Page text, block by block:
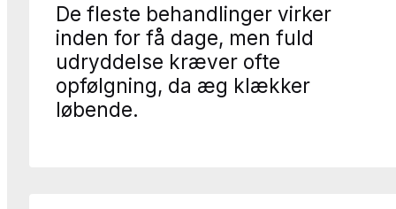
De fleste behandlinger virker
inden for få dage, men fuld
udryddelse kræver ofte
opfølgning, da æg klækker
løbende.